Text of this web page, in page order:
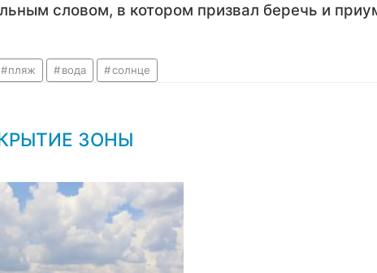
словом, в котором призвал беречь и
пляж вода солнце
ЗОНЫ